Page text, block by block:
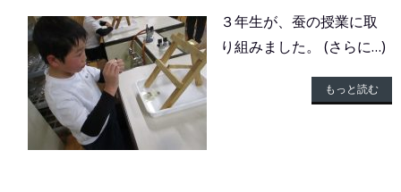
３年生が、蚕の授業に取
り組みました。 (さらに…)
もっと読む